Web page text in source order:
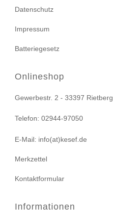
Datenschutz
Impressum
Batteriegesetz
Onlineshop
Gewerbestr. 2 - 33397 Rietberg
Telefon: 02944-97050
E-Mail: info(at)kesef.de
Merkzettel
Kontaktformular
Informationen